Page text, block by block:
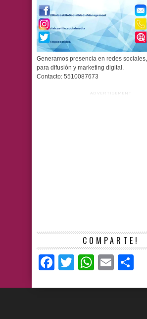
Generamos presencia en redes
para difusión y marketing digital.
Contacto: 5510087673
ADVERTISEMENT
COMPARTE!
Facebook
TwitterEmail